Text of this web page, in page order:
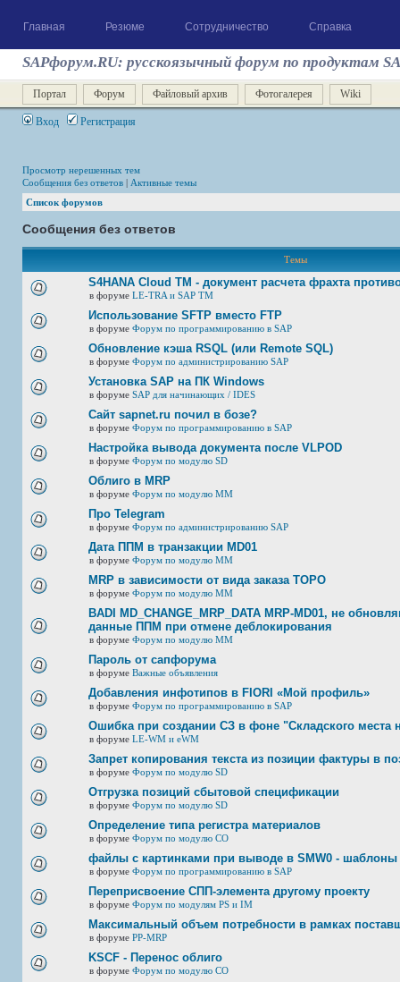
Главная Резюме Сотрудничество Справка
SAPфорум.RU: русскоязычный форум по продуктам
Портал Форум Файловый архив Фотогалерея Wiki
Вход Регистрация
Просмотр нерешенных тем
Сообщения без ответов | Активные темы
Список форумов
Сообщения без ответов
Темы
S4HANA Cloud TM - документ расчета фрахта
в форуме LE-TRA и SAP TM
Использование SFTP вместо FTP
в форуме Форум по программированию в SAP
Обновление кэша RSQL (или Remote SQL)
в форуме Форум по администрированию SAP
Установка SAP на ПК Windows
в форуме SAP для начинающих / IDES
Сайт sapnet.ru почил в бозе?
в форуме Форум по программированию в SAP
Настройка вывода документа после VLPOD
в форуме Форум по модулю SD
Облиго в MRP
в форуме Форум по модулю ММ
Про Telegram
в форуме Форум по администрированию SAP
Дата ППМ в транзакции MD01
в форуме Форум по модулю ММ
MRP в зависимости от вида заказа ТОРО
в форуме Форум по модулю ММ
BADI MD_CHANGE_MRP_DATA MRP-MD01, не
данные ППМ при отмене деблокирования
в форуме Форум по модулю ММ
Пароль от сапфорума
в форуме Важные объявления
Добавления инфотипов в FIORI «Мой профиль»
в форуме Форум по программированию в SAP
Ошибка при создании СЗ в фоне "Складского места
в форуме LE-WM и eWM
Запрет копирования текста из позиции фактуры в
в форуме Форум по модулю SD
Отгрузка позиций сбытовой спецификации
в форуме Форум по модулю SD
Определение типа регистра материалов
в форуме Форум по модулю СО
файлы с картинками при выводе в SMW0 - шаблоны
в форуме Форум по программированию в SAP
Переприсвоение СПП-элемента другому проекту
в форуме Форум по модулям PS и IM
Максимальный объем потребности в рамках
в форуме PP-MRP
KSCF - Перенос облиго
в форуме Форум по модулю СО